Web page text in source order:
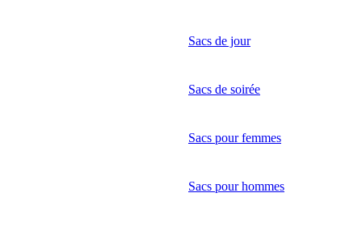
Sacs de jour
Sacs de soirée
Sacs pour femmes
Sacs pour hommes